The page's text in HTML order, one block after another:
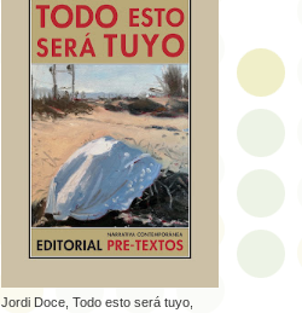
Jordi Doce, Todo esto será tuyo,